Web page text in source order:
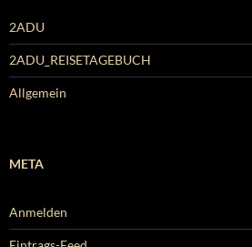
2ADU
2ADU_REISETAGEBUCH
Allgemein
META
Anmelden